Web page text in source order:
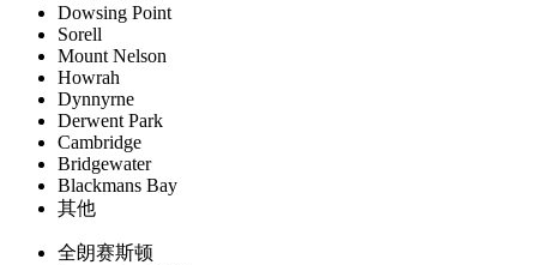
Dowsing Point
Sorell
Mount Nelson
Howrah
Dynnyrne
Derwent Park
Cambridge
Bridgewater
Blackmans Bay
其他
全朗赛斯顿